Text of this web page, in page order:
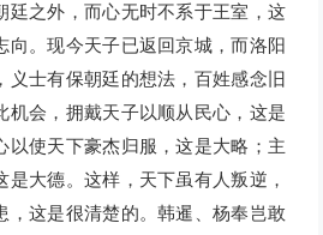
廷之外，而心无时不系于王室，这
向。现今天子已返回京城，而洛阳
义士有保朝廷的想法，百姓感念旧
机会，拥戴天子以顺从民心，这是
以使天下豪杰归服，这是大略；主
大德。这样，天下虽有人叛逆，
，这是很清楚的。韩暹、杨奉岂敢